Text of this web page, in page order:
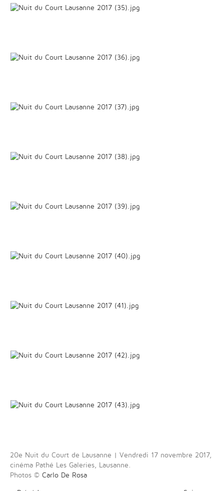
20e Nuit du Court de Lausanne | Vendredi 17 novembre 2017,
cinéma Pathé Les Galeries, Lausanne.
Photos © Carlo De Rosa